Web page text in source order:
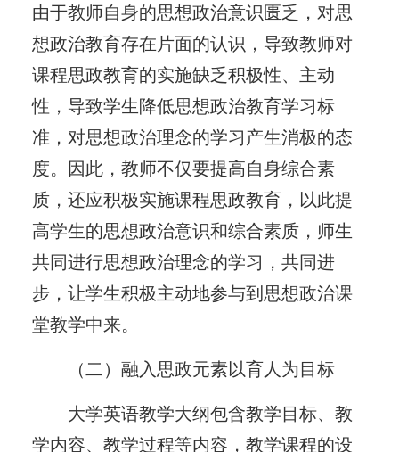
由于教师自身的思想政治意识匮乏，对思
想政治教育存在片面的认识，导致教师对
课程思政教育的实施缺乏积极性、主动
性，导致学生降低思想政治教育学习标
准，对思想政治理念的学习产生消极的态
度。因此，教师不仅要提高自身综合素
质，还应积极实施课程思政教育，以此提
高学生的思想政治意识和综合素质，师生
共同进行思想政治理念的学习，共同进
步，让学生积极主动地参与到思想政治课
堂教学中来。
（二）融入思政元素以育人为目标
大学英语教学大纲包含教学目标、教
学内容、教学过程等内容，教学课程的设